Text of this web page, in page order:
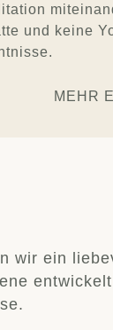
und keine
MEHR
wir ein